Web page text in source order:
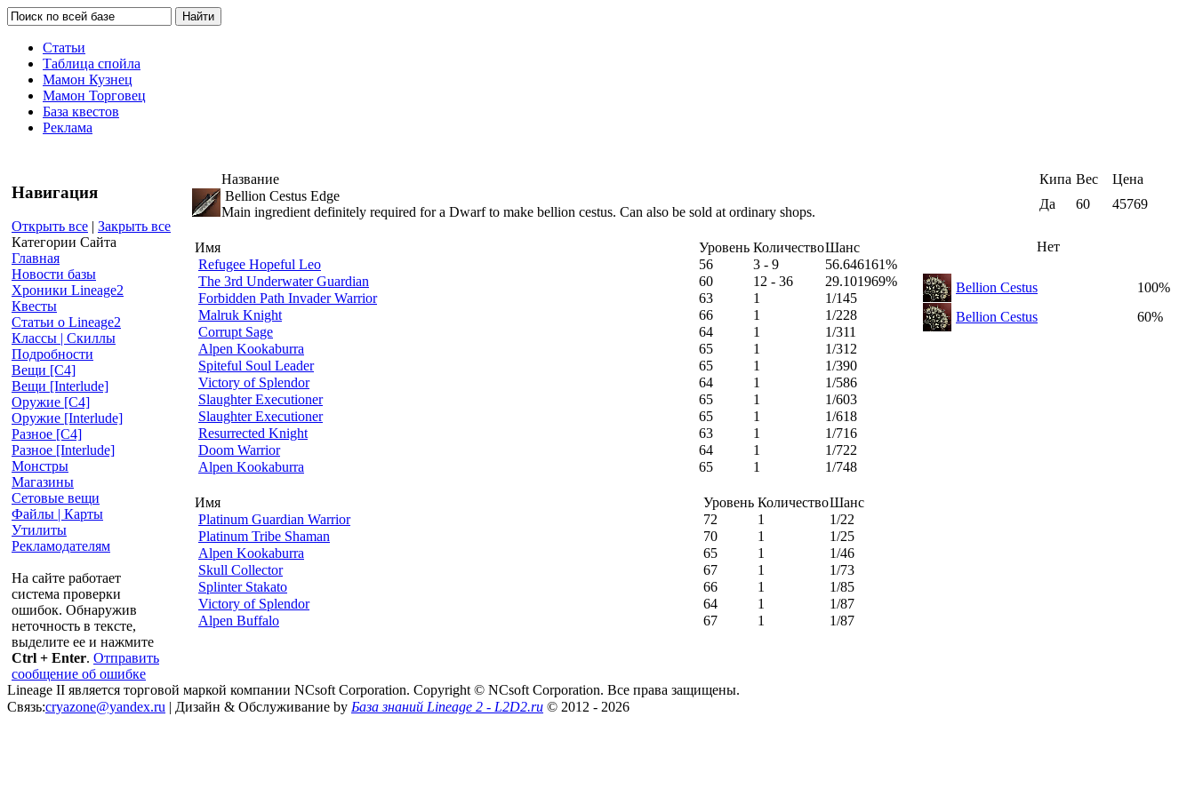
Статьи
Таблица спойла
Мамон Кузнец
Мамон Торговец
База квестов
Реклама
Навигация
Открыть все | Закрыть все
Категории Сайта
Главная
Новости базы
Хроники Lineage2
Квесты
Статьи о Lineage2
Классы | Скиллы
Подробности
Вещи [С4]
Вещи [Interlude]
Оружие [С4]
Оружие [Interlude]
Разное [C4]
Разное [Interlude]
Монстры
Магазины
Сетовые вещи
Файлы | Карты
Утилиты
Рекламодателям
На сайте работает
система проверки
ошибок. Обнаружив
неточность в тексте,
выделите ее и нажмите
Ctrl + Enter. Отправить
сообщение об ошибке
Название Кипа Вес
Цена
Bellion Cestus Edge
Main ingredient definitely required for a Dwarf to make bellion cestus. Can also be sold at ordinary shops.
Да 60 45769
Имя Уровень КоличествоШанс
Refugee Hopeful Leo
56 3 - 9
56.646161%
The 3rd Underwater Guardian
60 12 - 36
29.101969%
Forbidden Path Invader Warrior
63 1
1/145
Malruk Knight
66 1
1/228
Corrupt Sage
64 1
1/311
Alpen Kookaburra
65 1
1/312
Spiteful Soul Leader
65 1
1/390
Victory of Splendor
64 1
1/586
Slaughter Executioner
65 1
1/603
Slaughter Executioner
65 1
1/618
Resurrected Knight
63 1
1/716
Doom Warrior
64 1
1/722
Alpen Kookaburra
65 1 1/748
Имя Уровень КоличествоШанс
Platinum Guardian Warrior
72 1
1/22
Platinum Tribe Shaman
70 1
1/25
Alpen Kookaburra
65 1
1/46
Skull Collector
67 1
1/73
Splinter Stakato
66 1
1/85
Victory of Splendor
64 1
1/87
Alpen Buffalo
67 1 1/87
Нет
Bellion Cestus
100%
Bellion Cestus
60%
Lineage II является торговой маркой компании NCsoft Corporation. Copyright © NCsoft Corporation. Все права защищены.
Связь:cryazone@yandex.ru | Дизайн & Обслуживание by База знаний Lineage 2 - L2D2.ru © 2012 - 2026